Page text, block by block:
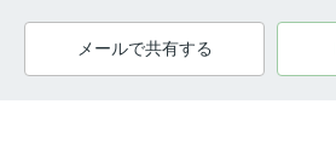
メールで共有する